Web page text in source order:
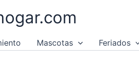
Mascotas Feriados